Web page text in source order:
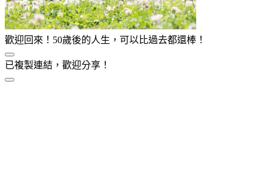
歡迎回來！50歲後的人生，可以比過去都還棒！
已複製連結，歡迎分享！